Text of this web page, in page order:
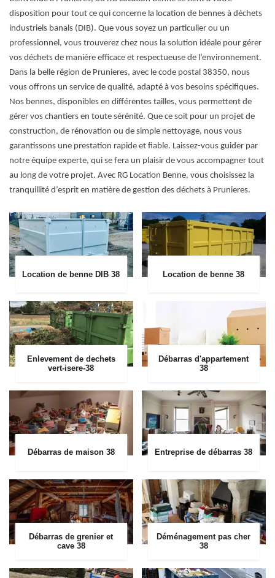
disposition pour tout ce qui concerne la location de bennes à déchets
industriels banals (DIB). Que vous soyez un particulier ou un
professionnel, vous trouverez chez nous la solution idéale pour gérer
vos déchets de manière efficace et respectueuse de l’environnement.
Dans la belle région de Prunieres, avec le code postal 38350, nous
vous offrons un service de qualité, adapté à vos besoins spécifiques.
Nos bennes, disponibles en différentes tailles, vous permettent de
gérer vos chantiers en toute sérénité. Que ce soit pour un projet de
construction, de rénovation ou de simple nettoyage, nous vous
garantissons une prestation rapide et fiable. Laissez-vous guider par
notre équipe experte, qui se fera un plaisir de vous accompagner tout
au long de votre projet. Avec RG Location Benne, vous choisissez la
tranquillité d’esprit en matière de gestion des déchets à Prunieres.
Location de benne DIB 38 Location de benne 38
Enlevement de dechets
vert-isere-38
Débarras d'appartement
38
Débarras de maison 38 Entreprise de débarras 38
Débarras de grenier et
cave 38
Déménagement pas cher
38